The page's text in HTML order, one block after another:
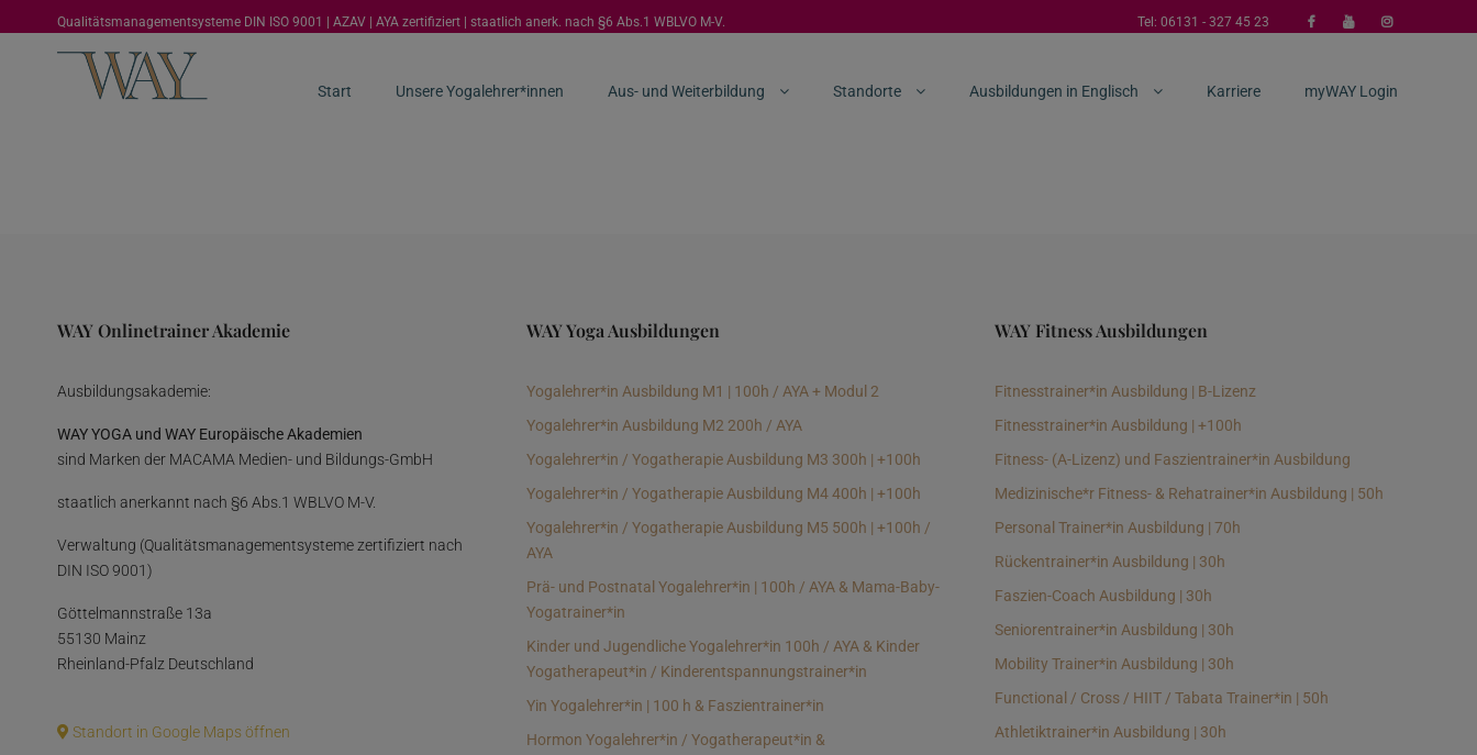
Qualitätsmanagementsysteme DIN ISO 9001 | AZAV | AYA zertifiziert | staatlich anerk. nach §6 Abs.1 WBLVO M-V. Tel: 06131 - 327 45 23
Start Unsere Yogalehrer*innen Aus- und Weiterbildung Standorte Ausbildungen in Englisch Karriere myWAY Login
WAY Onlinetrainer Akademie
Ausbildungsakademie:
WAY YOGA und WAY Europäische Akademien
sind Marken der MACAMA Medien- und Bildungs-GmbH
staatlich anerkannt nach §6 Abs.1 WBLVO M-V.
Verwaltung (Qualitätsmanagementsysteme zertifiziert nach
DIN ISO 9001)
Göttelmannstraße 13a
55130 Mainz
Rheinland-Pfalz Deutschland
Standort in Google Maps öffnen
WAY Yoga Ausbildungen
Yogalehrer*in Ausbildung M1 | 100h / AYA + Modul 2
Yogalehrer*in Ausbildung M2 200h / AYA
Yogalehrer*in / Yogatherapie Ausbildung M3 300h | +100h
Yogalehrer*in / Yogatherapie Ausbildung M4 400h | +100h
Yogalehrer*in / Yogatherapie Ausbildung M5 500h | +100h /
AYA
Prä- und Postnatal Yogalehrer*in | 100h / AYA & Mama-Baby-
Yogatrainer*in
Kinder und Jugendliche Yogalehrer*in 100h / AYA & Kinder
Yogatherapeut*in / Kinderentspannungstrainer*in
Yin Yogalehrer*in | 100 h & Faszientrainer*in
Hormon Yogalehrer*in / Yogatherapeut*in &
WAY Fitness Ausbildungen
Fitnesstrainer*in Ausbildung | B-Lizenz
Fitnesstrainer*in Ausbildung | +100h
Fitness- (A-Lizenz) und Faszientrainer*in Ausbildung
Medizinische*r Fitness- & Rehatrainer*in Ausbildung | 50h
Personal Trainer*in Ausbildung | 70h
Rückentrainer*in Ausbildung | 30h
Faszien-Coach Ausbildung | 30h
Seniorentrainer*in Ausbildung | 30h
Mobility Trainer*in Ausbildung | 30h
Functional / Cross / HIIT / Tabata Trainer*in | 50h
Athletiktrainer*in Ausbildung | 30h